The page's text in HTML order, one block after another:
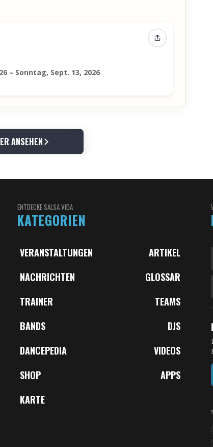
– Sonntag, Sept. 13, 2026
Event teilen
ANSEHEN
ENTDECKE SALSA VIDA
KATEGORIEN
ARTIKEL
VERANSTALTUNGEN
GLOSSAR
NACHRICHTEN
TEAMS
TRAINER
DJS
BANDS
VIDEOS
DANCEPEDIA
APPS
SHOP
KARTE